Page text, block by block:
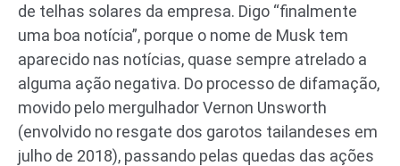
de telhas solares da empresa. Digo “finalmente
uma boa notícia”, porque o nome de Musk tem
aparecido nas notícias, quase sempre atrelado a
alguma ação negativa. Do processo de difamação,
movido pelo mergulhador Vernon Unsworth
(envolvido no resgate dos garotos tailandeses em
julho de 2018), passando pelas quedas das ações